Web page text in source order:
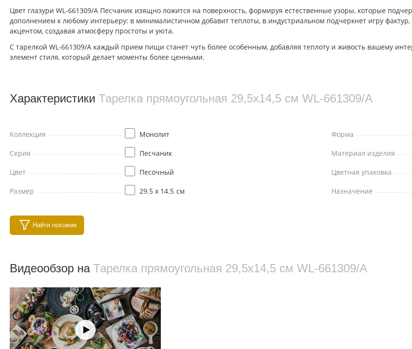
Цвет глазури WL‑661309/A Песчаник изящно ложится на поверхность, формируя естественные узоры, которые
дополнением к любому интерьеру: в минималистичном добавит теплоты, в индустриальном подчеркнет игру
акцентом, создавая атмосферу простоты и уюта.
С тарелкой WL‑661309/A каждый прием пищи станет чуть более особенным, добавляя теплоту и живость вашему
элемент стиля, который делает моменты более ценными.
Характеристики Тарелка прямоугольная 29,5x14,5 см WL‑661309/A
Коллекция Монолит
Серия Песчаник
Цвет Песочный
Размер 29.5 x 14.5 см
Форма
Материал изделия
Цветная упаковка
Назначение
Найти похожие
Видеообзор на Тарелка прямоугольная 29,5x14,5 см WL‑661309/A